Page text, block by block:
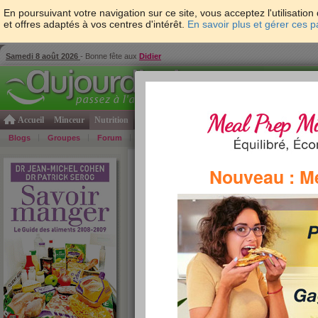
En poursuivant votre navigation sur ce site, vous acceptez
et offres adaptés à vos centres d'intérêt. En savoir plus et gérer ces
Samedi 8 août 2026 - Bonne fête aux Didier
Accueil Minceur Nutrition Psycho & tests Forme & santé
Blogs Groupes Forum Bons Plans
Nouveau :